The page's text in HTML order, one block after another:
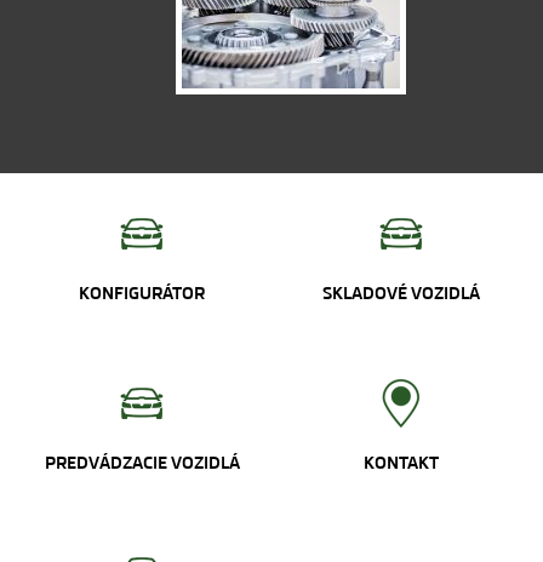
KONFIGURÁTOR SKLADOVÉ VOZIDLÁ
PREDVÁDZACIE VOZIDLÁ KONTAKT